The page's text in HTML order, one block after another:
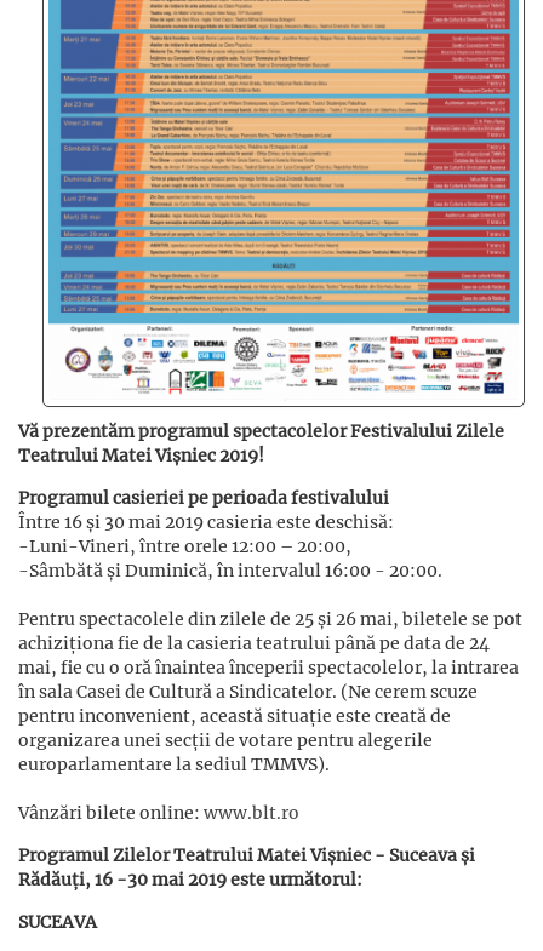
Vă prezentăm programul spectacolelor Festivalului Zilele
Teatrului Matei Vișniec 2019!
Programul casieriei pe perioada festivalului
Între 16 și 30 mai 2019 casieria este deschisă:
-Luni-Vineri, între orele 12:00 – 20:00,
-Sâmbătă și Duminică, în intervalul 16:00 - 20:00.
Pentru spectacolele din zilele de 25 și 26 mai, biletele se pot
achiziționa fie de la casieria teatrului până pe data de 24
mai, fie cu o oră înaintea începerii spectacolelor, la intrarea
în sala Casei de Cultură a Sindicatelor. (Ne cerem scuze
pentru inconvenient, această situație este creată de
organizarea unei secții de votare pentru alegerile
europarlamentare la sediul TMMVS).
Vânzări bilete online: www.blt.ro
Programul Zilelor Teatrului Matei Vișniec - Suceava și
Rădăuți, 16 -30 mai 2019 este următorul:
SUCEAVA